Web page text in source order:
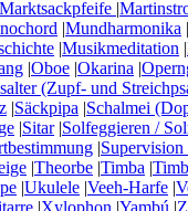
Marktsackpfeife |
|Mundharmonika |
|Musikmeditation |
|Oboe |Okarina |
(Zupf- und
|Säckpipa |Schalmei
|Sitar|Solfeggieren /
|
|Theorbe |Timba |
|Ukulele |Veeh-Harfe |